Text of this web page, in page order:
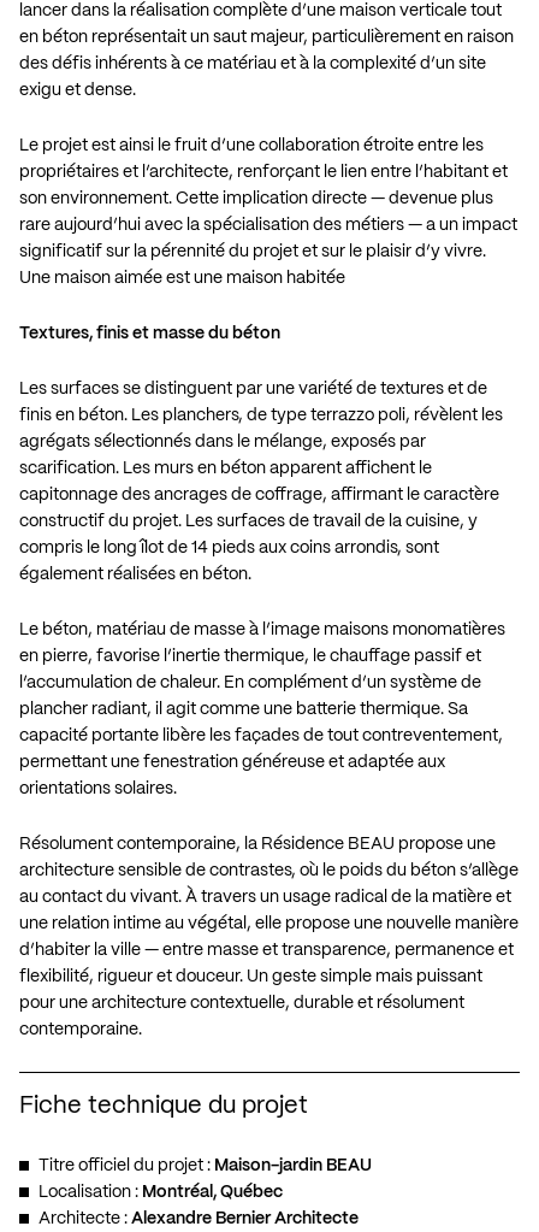
lancer dans la réalisation complète d’une maison verticale tout
en béton représentait un saut majeur, particulièrement en raison
des défis inhérents à ce matériau et à la complexité d’un site
exigu et dense.
Le projet est ainsi le fruit d’une collaboration étroite entre les
propriétaires et l’architecte, renforçant le lien entre l’habitant et
son environnement. Cette implication directe — devenue plus
rare aujourd’hui avec la spécialisation des métiers — a un impact
significatif sur la pérennité du projet et sur le plaisir d’y vivre.
Une maison aimée est une maison habitée
Textures, finis et masse du béton
Les surfaces se distinguent par une variété de textures et de
finis en béton. Les planchers, de type terrazzo poli, révèlent les
agrégats sélectionnés dans le mélange, exposés par
scarification. Les murs en béton apparent affichent le
capitonnage des ancrages de coffrage, affirmant le caractère
constructif du projet. Les surfaces de travail de la cuisine, y
compris le long îlot de 14 pieds aux coins arrondis, sont
également réalisées en béton.
Le béton, matériau de masse à l’image maisons monomatières
en pierre, favorise l’inertie thermique, le chauffage passif et
l’accumulation de chaleur. En complément d’un système de
plancher radiant, il agit comme une batterie thermique. Sa
capacité portante libère les façades de tout contreventement,
permettant une fenestration généreuse et adaptée aux
orientations solaires.
Résolument contemporaine, la Résidence BEAU propose une
architecture sensible de contrastes, où le poids du béton s’allège
au contact du vivant. À travers un usage radical de la matière et
une relation intime au végétal, elle propose une nouvelle manière
d’habiter la ville — entre masse et transparence, permanence et
flexibilité, rigueur et douceur. Un geste simple mais puissant
pour une architecture contextuelle, durable et résolument
contemporaine.
Fiche technique du projet
Titre officiel du projet : Maison-jardin BEAU
Localisation : Montréal, Québec
Architecte : Alexandre Bernier Architecte